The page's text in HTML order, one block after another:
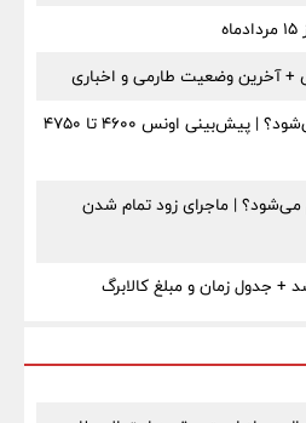
آخرین وضعیت طارمی و اخباری
قیمت طلا دوباره منفجر می‌شود؟ | پیش‌بینی اونس ۴۶۰۰ تا ۴۷۵۰
می‌شود؟ | ماجرای زود تمام شدن